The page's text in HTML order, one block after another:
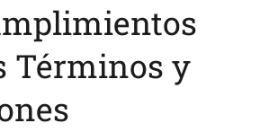
Términos y